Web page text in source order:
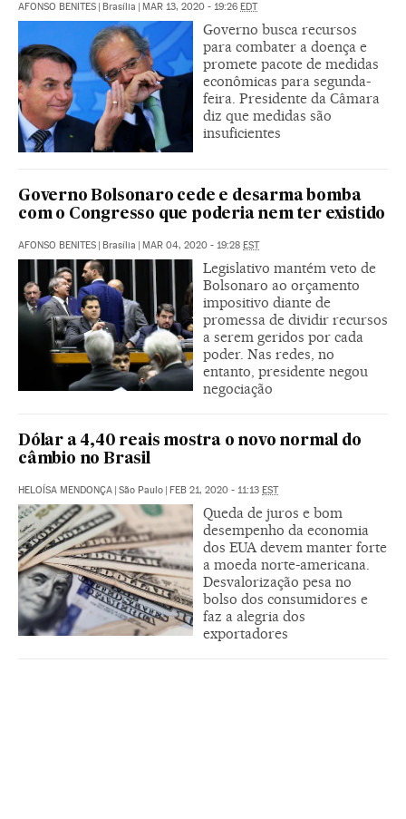
AFONSO BENITES | Brasília | MAR 13, 2020 - 19:26 EDT
Governo busca recursos
para combater a doença e
promete pacote de medidas
econômicas para segunda-
feira. Presidente da Câmara
diz que medidas são
insuficientes
Governo Bolsonaro cede e desarma bomba
com o Congresso que poderia nem ter existido
AFONSO BENITES | Brasília | MAR 04, 2020 - 19:28 EST
Legislativo mantém veto de
Bolsonaro ao orçamento
impositivo diante de
promessa de dividir recursos
a serem geridos por cada
poder. Nas redes, no
entanto, presidente negou
negociação
Dólar a 4,40 reais mostra o novo normal do
câmbio no Brasil
HELOÍSA MENDONÇA | São Paulo | FEB 21, 2020 - 11:13 EST
Queda de juros e bom
desempenho da economia
dos EUA devem manter forte
a moeda norte-americana.
Desvalorização pesa no
bolso dos consumidores e
faz a alegria dos
exportadores